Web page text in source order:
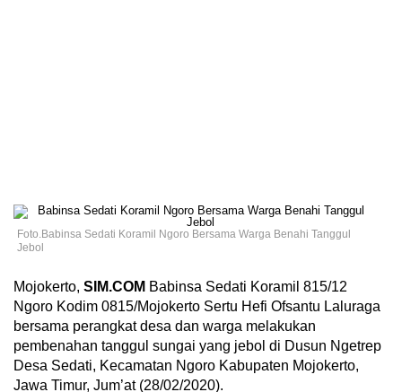
Foto.Babinsa Sedati Koramil Ngoro Bersama Warga Benahi Tanggul
Jebol
Mojokerto, SIM.COM Babinsa Sedati Koramil 815/12
Ngoro Kodim 0815/Mojokerto Sertu Hefi Ofsantu Laluraga
bersama perangkat desa dan warga melakukan
pembenahan tanggul sungai yang jebol di Dusun Ngetrep
Desa Sedati, Kecamatan Ngoro Kabupaten Mojokerto,
Jawa Timur, Jum’at (28/02/2020).